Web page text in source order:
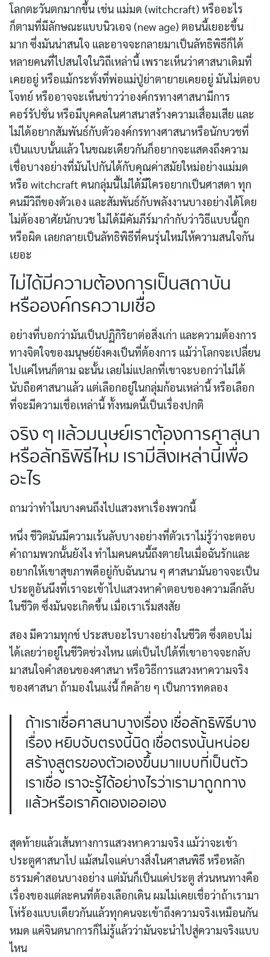
โลกตะวันตกมากขึ้น เช่น แม่มด (witchcraft) หรืออะไร
ก็ตามที่มีลักษณะแบบนิวเอจ (new age) ตอนนี้เยอะขึ้น
มาก ซึ่งมันน่าสนใจ และอาจจะกลายมาเป็นลัทธิพิธีก็ได้
หลายคนที่ไปสนใจในวิถีเหล่านี้ เพราะเห็นว่าศาสนาเดิมที่
เคยอยู่ หรือแม้กระทั่งที่พ่อแม่ปู่ย่าตายายเคยอยู่ มันไม่ตอบ
โจทย์ หรืออาจจะเห็นข่าวว่าองค์กรทางศาสนามีการ
คอร์รัปชั่น หรือมีบุคคลในศาสนาสร้างความเสื่อมเสีย และ
ไม่ได้อยากสัมพันธ์กับตัวองค์กรทางศาสนาหรือนักบวชที่
เป็นแบบนั้นแล้ว ในขณะเดียวกันก็อยากจะแสดงถึงความ
เชื่อบางอย่างที่มันไปกันได้กับคุณค่าสมัยใหม่อย่างแม่มด
หรือ witchcraft คนกลุ่มนี้ไม่ได้มีใครอยากเป็นศาสดา ทุก
คนมีวิถีของตัวเอง และสัมพันธ์กับพลังงานบางอย่างได้โดย
ไม่ต้องอาศัยนักบวช ไม่ได้มีคัมภีร์มากำกับว่าวิธีแบบนี้ถูก
หรือผิด เลยกลายเป็นลัทธิพิธีที่คนรุ่นใหม่ให้ความสนใจกัน
เยอะ
ไม่ได้มีความต้องการเป็นสถาบัน
หรือองค์กรความเชื่อ
อย่างที่บอกว่ามันเป็นปฏิกิริยาต่อสิ่งเก่า และความต้องการ
ทางจิตใจของมนุษย์ยังคงเป็นที่ต้องการ แม้ว่าโลกจะเปลี่ยน
ไปแค่ไหนก็ตาม ฉะนั้น เลยไม่แปลกที่เขาจะบอกว่าไม่ได้
นับถือศาสนาแล้ว แต่เลือกอยู่ในกลุ่มก้อนเหล่านี้ หรือเลือก
ที่จะมีความเชื่อเหล่านี้ ทั้งหมดนี้เป็นเรื่องปกติ
จริง ๆ แล้วมนุษย์เราต้องการศาสนา
หรือลัทธิพิธีไหม เรามีสิ่งเหล่านี้เพื่อ
อะไร
ถามว่าทำไมบางคนถึงไปแสวงหาเรื่องพวกนี้
หนึ่ง ชีวิตมันมีความเร้นลับบางอย่างที่ตัวเราไม่รู้ว่าจะตอบ
คำถามพวกนั้นยังไง ทำไมคนคนนี้ถึงตายในเมื่อฉันรักและ
อยากให้เขาสุขภาพดีอยู่กับฉันนาน ๆ ศาสนามันอาจจะเป็น
ประตูอันนึงที่เราจะเข้าไปแสวงหาคำตอบของความลึกลับ
ในชีวิต ซึ่งมันจะเกิดขึ้น เมื่อเราเริ่มสงสัย
สอง มีความทุกข์ ประสบอะไรบางอย่างในชีวิต ซึ่งตอบไม่
ได้เลยว่าอยู่ในชีวิตช่วงไหน แต่เป็นไปได้ที่เขาอาจจะกลับ
มาสนใจคำสอนของศาสนา หรือวิธีการแสวงหาความจริง
ของศาสนา ถ้ามองในแง่นี้ ก็คล้าย ๆ เป็นการทดลอง
ถ้าเราเชื่อศาสนาบางเรื่อง เชื่อลัทธิพิธีบาง
เรื่อง หยิบจับตรงนี้นิด เชื่อตรงนั้นหน่อย
สร้างสูตรของตัวเองขึ้นมาแบบที่เป็นตัว
เราเชื่อ เราจะรู้ได้อย่างไรว่าเรามาถูกทาง
แล้วหรือเราคิดเองเออเอง
สุดท้ายแล้วเส้นทางการแสวงหาความจริง แม้ว่าจะเข้า
ประตูศาสนาไป แม้สนใจแค่บางสิ่งในศาสนพิธี หรือหลัก
ธรรมคำสอนบางอย่าง แต่มันก็เป็นแค่ประตู ส่วนหนทางคือ
เรื่องของแต่ละคนที่ต้องเลือกเดิน ผมไม่เคยเชื่อว่าถ้าเรามา
โห่ร้องแบบเดียวกันแล้วทุกคนจะเข้าถึงความจริงเหมือนกัน
หมด แค่จินตนาการก็ไม่รู้แล้วว่ามันจะนำไปสู่ความจริงแบบ
ไหน